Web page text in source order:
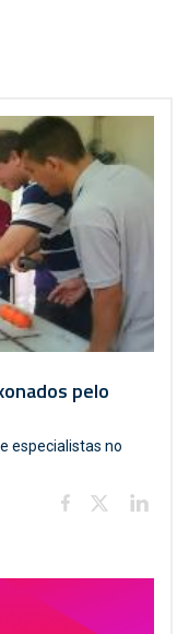
pelo
especialistas no